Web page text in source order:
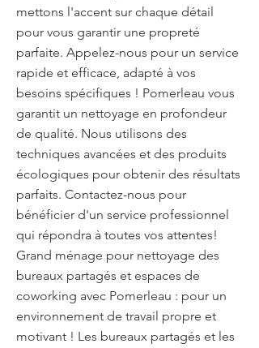
mettons l'accent sur chaque détail
pour vous garantir une propreté
parfaite. Appelez-nous pour un service
rapide et efficace, adapté à vos
besoins spécifiques ! Pomerleau vous
garantit un nettoyage en profondeur
de qualité. Nous utilisons des
techniques avancées et des produits
écologiques pour obtenir des résultats
parfaits. Contactez-nous pour
bénéficier d'un service professionnel
qui répondra à toutes vos attentes!
Grand ménage pour nettoyage des
bureaux partagés et espaces de
coworking avec Pomerleau : pour un
environnement de travail propre et
motivant ! Les bureaux partagés et les